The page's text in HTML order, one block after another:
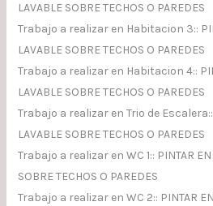
LAVABLE SOBRE TECHOS O PAREDES
Trabajo a realizar en Habitacion 3::
LAVABLE SOBRE TECHOS O PAREDES
Trabajo a realizar en Habitacion 4::
LAVABLE SOBRE TECHOS O PAREDES
Trabajo a realizar en Trio de Escalera::
LAVABLE SOBRE TECHOS O PAREDES
Trabajo a realizar en WC 1:: PINTAR EN
SOBRE TECHOS O PAREDES
Trabajo a realizar en WC 2:: PINTAR